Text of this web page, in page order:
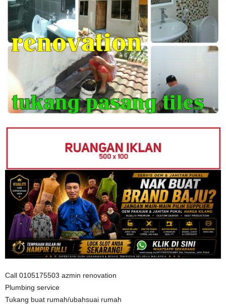
Call 0105175503 azmin renovation
Plumbing service
Tukang buat rumah/ubahsuai rumah